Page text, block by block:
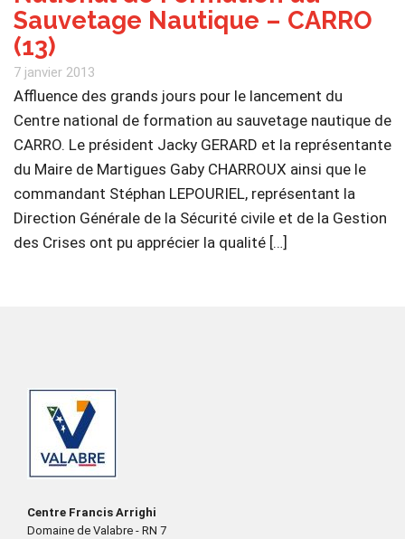
Sauvetage Nautique – CARRO
(13)
7 janvier 2013
Affluence des grands jours pour le lancement du
Centre national de formation au sauvetage nautique de
CARRO. Le président Jacky GERARD et la représentante
du Maire de Martigues Gaby CHARROUX ainsi que le
commandant Stéphan LEPOURIEL, représentant la
Direction Générale de la Sécurité civile et de la Gestion
des Crises ont pu apprécier la qualité […]
Centre Francis Arrighi
Domaine de Valabre - RN 7